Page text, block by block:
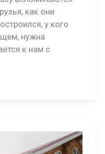
как они
у кого
нужна
к нам с